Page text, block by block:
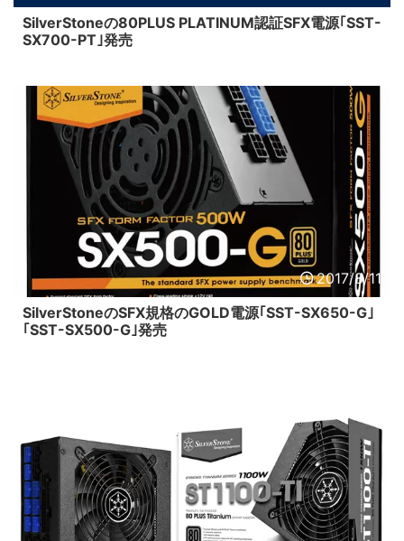
SilverStoneの80PLUS PLATINUM認証SFX電源｢SST-
SX700-PT｣発売
2017/8/11
SilverStoneのSFX規格のGOLD電源｢SST-SX650-G｣
｢SST-SX500-G｣発売